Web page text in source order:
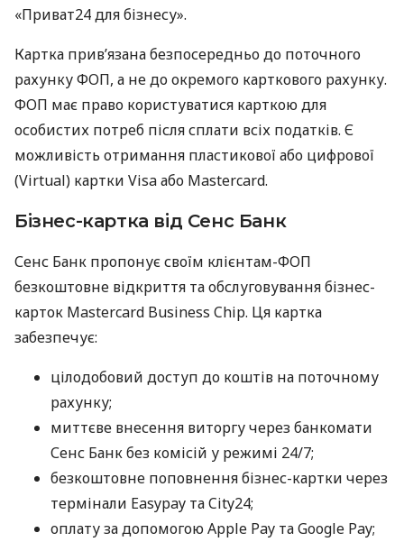
«Приват24 для бізнесу».
Картка прив’язана безпосередньо до поточного
рахунку ФОП, а не до окремого карткового рахунку.
ФОП має право користуватися карткою для
особистих потреб після сплати всіх податків. Є
можливість отримання пластикової або цифрової
(Virtual) картки Visa або Mastercard.
Бізнес-картка від Сенс Банк
Сенс Банк пропонує своїм клієнтам-ФОП
безкоштовне відкриття та обслуговування бізнес-
карток Mastercard Business Chip. Ця картка
забезпечує:
цілодобовий доступ до коштів на поточному
рахунку;
миттєве внесення виторгу через банкомати
Сенс Банк без комісій у режимі 24/7;
безкоштовне поповнення бізнес-картки через
термінали Easypay та City24;
оплату за допомогою Apple Pay та Google Pay;